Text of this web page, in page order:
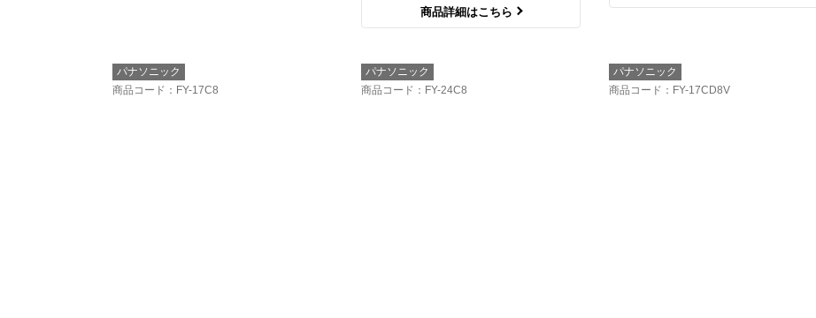
商品詳細はこちら
パナソニック
商品コード ：FY-17C8
パナソニック
商品コード ：FY-24C8
パナソニック
商品コード ：FY-17CD8V